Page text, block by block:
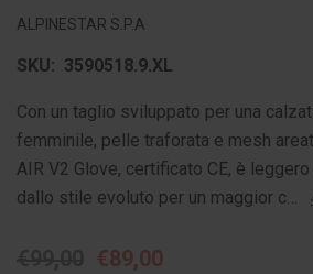
ALPINESTAR S.P.A
SKU: 3590518.9.XL
Con un taglio sviluppato per una
femminile, pelle traforata e mesh
AIR V2 Glove, certificato CE, è
dallo stile evoluto per un maggior c…
€89,00